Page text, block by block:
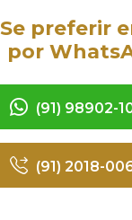
Se preferir
por
(91) 98902-
(91) 2018-